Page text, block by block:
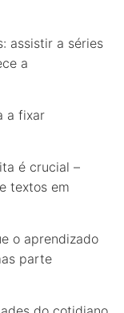
assistir a séries
a
a fixar
é crucial –
textos em
o aprendizado
parte